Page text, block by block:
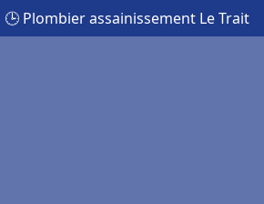
🕒 Plombier assainissement Le Trait